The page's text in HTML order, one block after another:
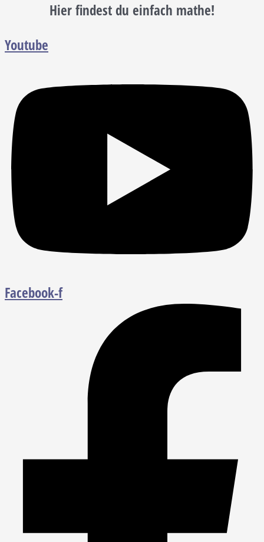
Hier findest du einfach mathe!
Youtube
Facebook-f